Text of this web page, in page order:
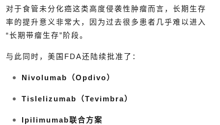
对于食管未分化癌这类高度侵袭性肿瘤而言，长期生存
率的提升意义非常大，因为过去很多患者几乎难以进入
“长期带瘤生存”阶段。
与此同时，美国FDA还陆续批准了：
Nivolumab（Opdivo）
Tislelizumab（Tevimbra）
Ipilimumab联合方案